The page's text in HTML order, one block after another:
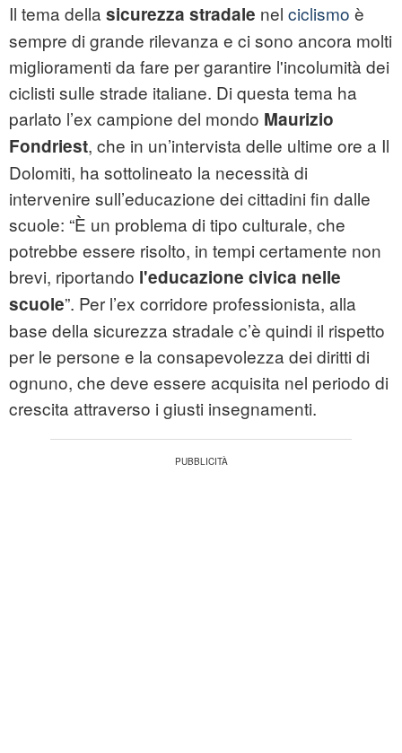
Il tema della sicurezza stradale nel ciclismo è
sempre di grande rilevanza e ci sono ancora molti
miglioramenti da fare per garantire l'incolumità dei
ciclisti sulle strade italiane. Di questa tema ha
parlato l’ex campione del mondo Maurizio
Fondriest, che in un’intervista delle ultime ore a Il
Dolomiti, ha sottolineato la necessità di
intervenire sull’educazione dei cittadini fin dalle
scuole: “È un problema di tipo culturale, che
potrebbe essere risolto, in tempi certamente non
brevi, riportando l'educazione civica nelle
scuole”. Per l’ex corridore professionista, alla
base della sicurezza stradale c’è quindi il rispetto
per le persone e la consapevolezza dei diritti di
ognuno, che deve essere acquisita nel periodo di
crescita attraverso i giusti insegnamenti.